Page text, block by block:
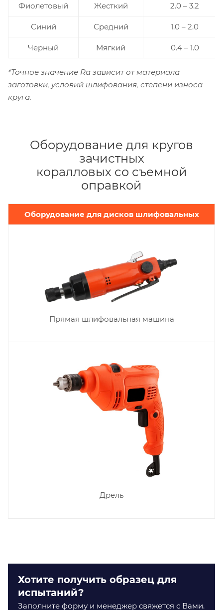
Фиолетовый Жесткий 2.0 – 3.2
Синий Средний 1.0 – 2.0
Черный Мягкий 0.4 – 1.0
*Точное значение Ra зависит от материала
заготовки, условий шлифования, степени износа
круга.
Оборудование для кругов
зачистных
коралловых со съемной
оправкой
Оборудование для дисков шлифовальных
Прямая шлифовальная машина
Дрель
Хотите получить образец для
испытаний?
Заполните форму и менеджер свяжется с Вами.